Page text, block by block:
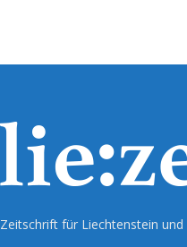
Zeitschrift für Liechtenstein und